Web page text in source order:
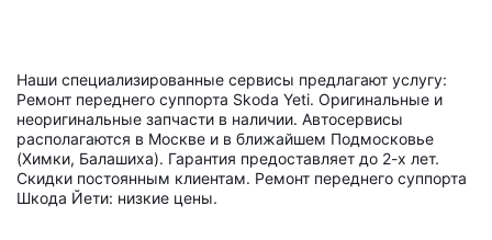
Наши специализированные сервисы предлагают услугу:
Ремонт переднего суппорта Skoda Yeti. Оригинальные и
неоригинальные запчасти в наличии. Автосервисы
располагаются в Москве и в ближайшем Подмосковье
(Химки, Балашиха). Гарантия предоставляет до 2-х лет.
Скидки постоянным клиентам. Ремонт переднего суппорта
Шкода Йети: низкие цены.